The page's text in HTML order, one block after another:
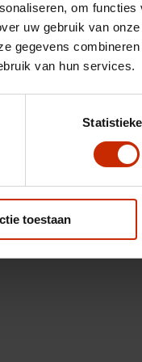
om
uw gebruik van
gegevens
van hun services.
toestaan